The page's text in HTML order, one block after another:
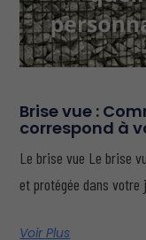
Brise vue :
correspond à
Le brise vue Le brise
et protégée dans votre
Voir Plus